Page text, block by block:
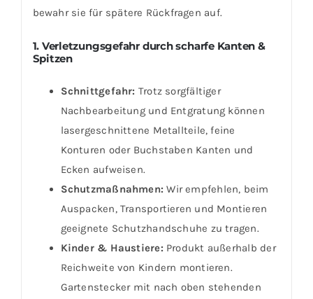
bewahr sie für spätere Rückfragen auf.
1. Verletzungsgefahr durch scharfe Kanten &
Spitzen
Schnittgefahr: Trotz sorgfältiger
Nachbearbeitung und Entgratung können
lasergeschnittene Metallteile, feine
Konturen oder Buchstaben Kanten und
Ecken aufweisen.
Schutzmaßnahmen: Wir empfehlen, beim
Auspacken, Transportieren und Montieren
geeignete Schutzhandschuhe zu tragen.
Kinder & Haustiere: Produkt außerhalb der
Reichweite von Kindern montieren.
Gartenstecker mit nach oben stehenden